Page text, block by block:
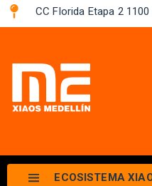
CC Florida Etapa 2
ECOSISTEMA